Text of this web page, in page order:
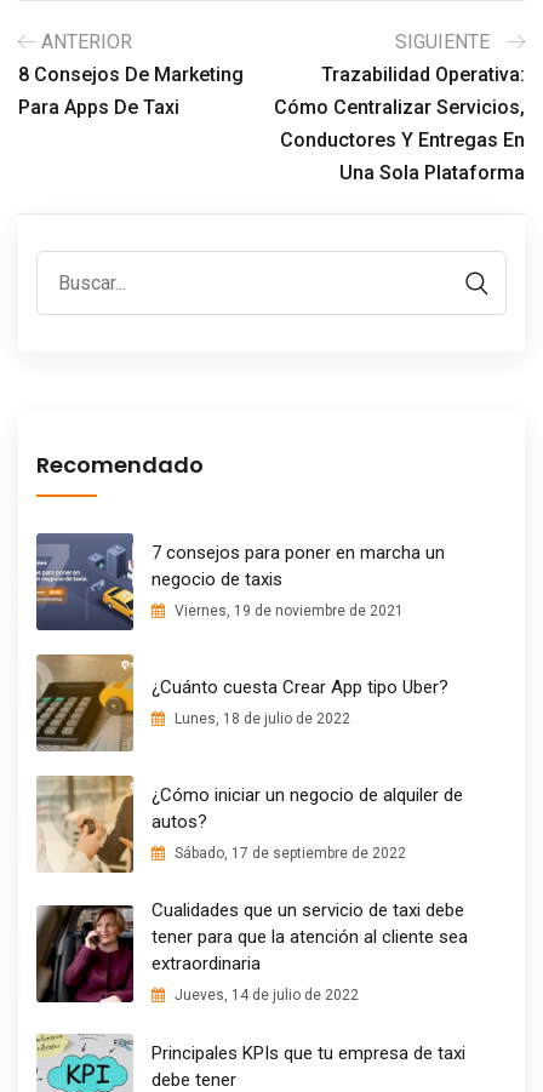
ANTERIOR
8 Consejos De Marketing
Para Apps De Taxi
SIGUIENTE
Trazabilidad Operativa:
Cómo Centralizar Servicios,
Conductores Y Entregas En
Una Sola Plataforma
Recomendado
7 consejos para poner en marcha un
negocio de taxis
Viernes, 19 de noviembre de 2021
¿Cuánto cuesta Crear App tipo Uber?
Lunes, 18 de julio de 2022
¿Cómo iniciar un negocio de alquiler de
autos?
Sábado, 17 de septiembre de 2022
Cualidades que un servicio de taxi debe
tener para que la atención al cliente sea
extraordinaria
Jueves, 14 de julio de 2022
Principales KPIs que tu empresa de taxi
debe tener